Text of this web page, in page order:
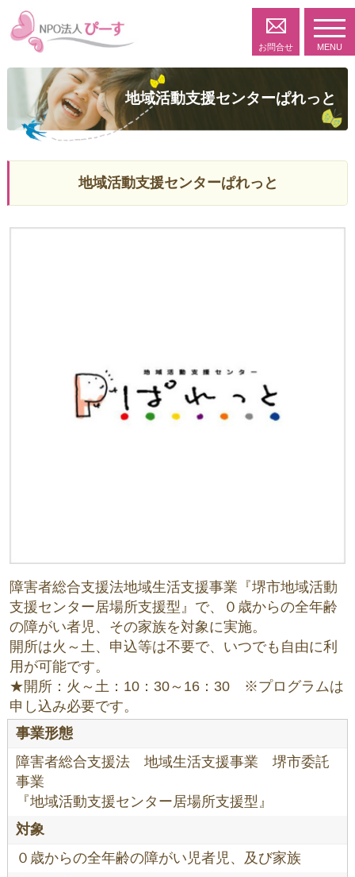
お問合せ MENU
地域活動支援センターぱれっと
地域活動支援センターぱれっと
障害者総合支援法地域生活支援事業『堺市地域活動
支援センター居場所支援型』で、０歳からの全年齢
の障がい者児、その家族を対象に実施。
開所は火～土、申込等は不要で、いつでも自由に利
用が可能です。
★開所：火～土：10：30～16：30 ※プログラムは
申し込み必要です。
事業形態
障害者総合支援法 地域生活支援事業 堺市委託
事業
『地域活動支援センター居場所支援型』
対象
０歳からの全年齢の障がい児者児、及び家族